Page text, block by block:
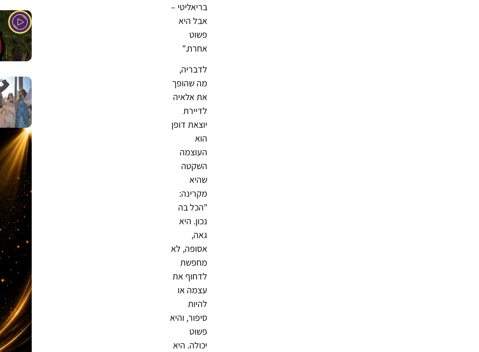
בריאליטי –
אבל היא
פשוט
אחרת."
לדבריה,
מה שהופך
את אלאיה
לדיירת
יוצאת דופן
הוא
העוצמה
השקטה
שהיא
מקרינה:
"הכל בה
נכון. היא
גאה,
אסופה, לא
מחפשת
לדחוף את
עצמה או
להיות
סיפור, והיא
פשוט
יכולה. היא